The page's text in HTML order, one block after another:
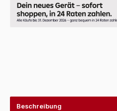
Beschreibung